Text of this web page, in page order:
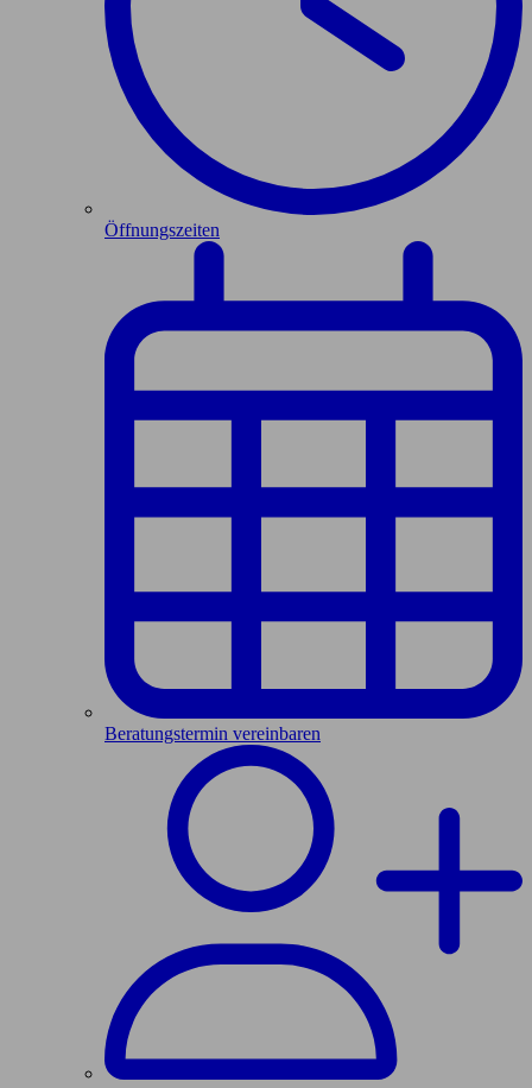
Öffnungszeiten
Beratungstermin vereinbaren